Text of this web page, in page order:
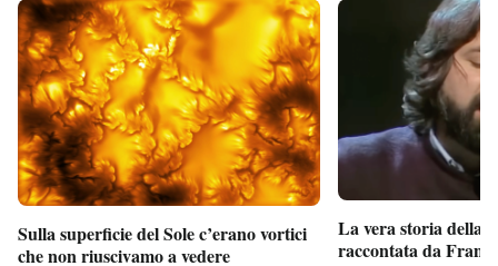
Sulla superficie del Sole c’erano vortici
che non riuscivamo a vedere
La vera storia della
raccontata da